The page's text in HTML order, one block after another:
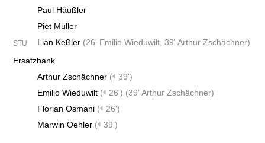
Paul Häußler
Piet Müller
STU Lian Keßler (26' Emilio Wieduwilt 39' Arthur Zschächner)
Ersatzbank
Arthur Zschächner (
39')
Emilio Wieduwilt ( 26') (39' Arthur Zschächner)
Florian Osmani (
26')
Marwin Oehler ( 39')